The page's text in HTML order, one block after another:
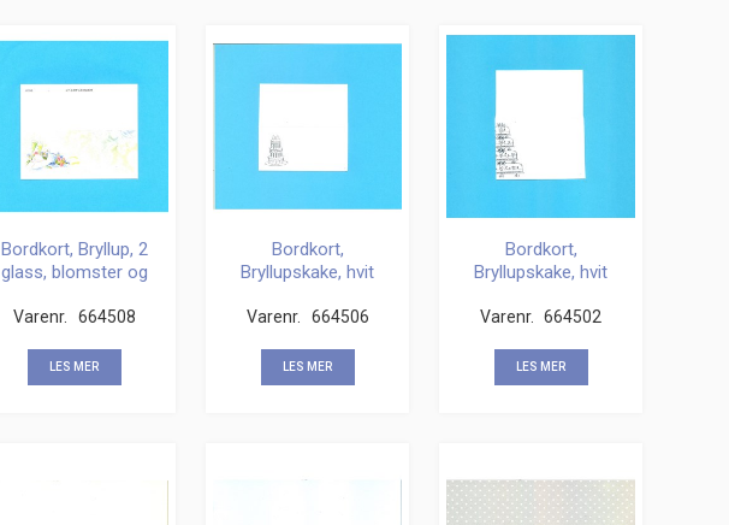
Bordkort, Bryllup, 2
glass, blomster og
Varenr. 664508
LES MER
Bordkort,
Bryllupskake, hvit
Varenr. 664506
LES MER
Bordkort,
Bryllupskake, hvit
Varenr. 664502
LES MER